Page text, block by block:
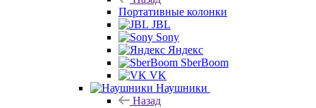
Портативные колонки
JBL
Sony
Яндекс
SberBoom
VK
Наушники
Назад